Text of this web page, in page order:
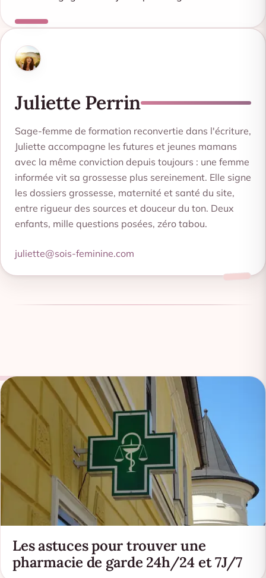
Juliette Perrin
Sage-femme de formation reconvertie dans l'écriture,
Juliette accompagne les futures et jeunes mamans
avec la même conviction depuis toujours : une femme
informée vit sa grossesse plus sereinement. Elle signe
les dossiers grossesse, maternité et santé du site,
entre rigueur des sources et douceur du ton. Deux
enfants, mille questions posées, zéro tabou.
juliette@sois-feminine.com
Les astuces pour trouver une
pharmacie de garde 24h/24 et 7J/7